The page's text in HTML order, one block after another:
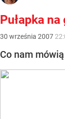
Pułapka na
30 września 2007
Co nam